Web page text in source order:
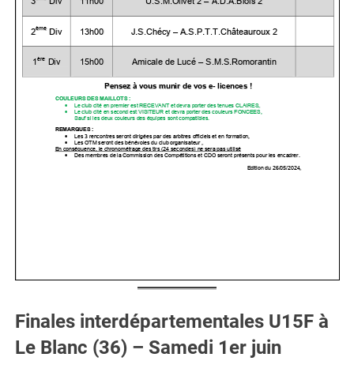
Finales interdépartementales U15F à
Le Blanc (36) – Samedi 1er juin